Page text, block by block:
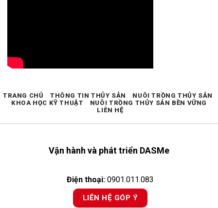
Vận hành và phát triển DASMe
Điện thoại: 0901.011.083
LIÊN HỆ GÓP Ý
TRANG CHỦ THÔNG TIN THỦY SẢN
NUÔI TRỒNG THỦY SẢN
KHOA HỌC KỸ THUẬT
NUÔI TRỒNG THỦY SẢN BỀN VỮNG
LIÊN HỆ